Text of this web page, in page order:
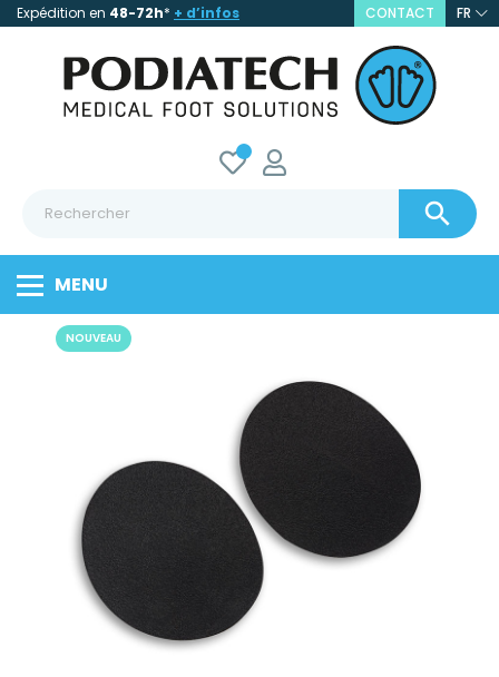
Expédition en 48-72h* + d’infos CONTACT FR

MENU
NOUVEAU